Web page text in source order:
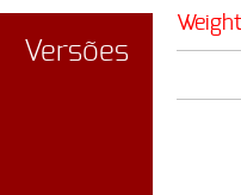
Versões